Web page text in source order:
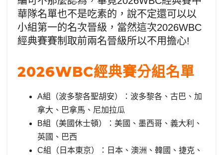
華隊名單也不是吃素的，說不定還可以以
小組第一的名次晉級，當然這次2026WBC
經典賽賽制取前兩名晉級所以不用擔心!
2026WBC經典賽分組名單
A組（波多黎各聖胡安）：波多黎各、古巴、加
拿大、巴拿馬、尼加拉瓜
B組（美國休士頓）：美國、墨西哥、義大利、
英國、巴西
C組（日本東京）：日本、澳洲、韓國、捷克、